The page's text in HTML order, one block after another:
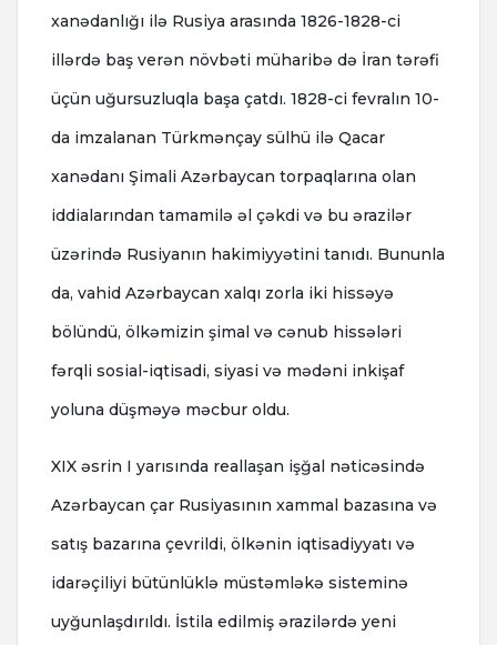
xanədanlığı ilə Rusiya arasında 1826-1828-ci
illərdə baş verən növbəti müharibə də İran tərəfi
üçün uğursuzluqla başa çatdı. 1828-ci fevralın 10-
da imzalanan Türkmənçay sülhü ilə Qacar
xanədanı Şimali Azərbaycan torpaqlarına olan
iddialarından tamamilə əl çəkdi və bu ərazilər
üzərində Rusiyanın hakimiyyətini tanıdı. Bununla
da, vahid Azərbaycan xalqı zorla iki hissəyə
bölündü, ölkəmizin şimal və cənub hissələri
fərqli sosial-iqtisadi, siyasi və mədəni inkişaf
yoluna düşməyə məcbur oldu.
XIX əsrin I yarısında reallaşan işğal nəticəsində
Azərbaycan çar Rusiyasının xammal bazasına və
satış bazarına çevrildi, ölkənin iqtisadiyyatı və
idarəçiliyi bütünlüklə müstəmləkə sisteminə
uyğunlaşdırıldı. İstila edilmiş ərazilərdə yeni